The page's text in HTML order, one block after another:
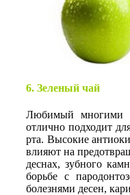
6. Зеленый чай
Любимый многими
отлично подходит
рта. Высокие
влияют на
деснах, зубного
борьбе с
болезнями десен,